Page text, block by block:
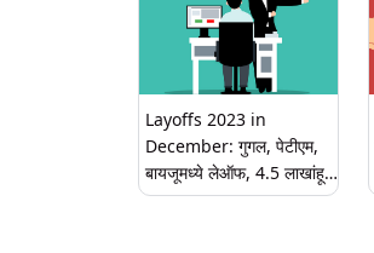
Layoffs 2023 in
December: गुगल, पेटीएम,
बायजूमध्ये लेऑफ, 4.5 लाखांहून
अधिक टेक कर्मचाऱ्यांनी गमावल्या